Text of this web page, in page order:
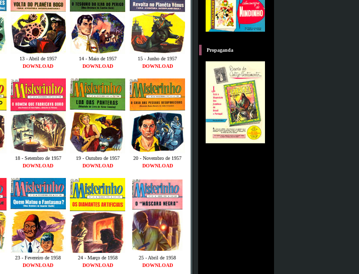
13 - Abril de 1957 14 - Maio de 1957
15 - Junho de 1957
DOWNLOAD DOWNLOAD DOWNLOAD
18 - Setembro de 1957 19 - Outubro de 1957
20 - Novembro de 1957
DOWNLOAD DOWNLOAD DOWNLOAD
23 - Fevereiro de 1958 24 - Março de 1958
25 - Abril de 1958
DOWNLOAD DOWNLOAD DOWNLOAD
Propaganda